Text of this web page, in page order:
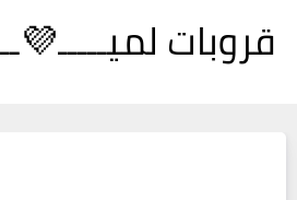
قروبات